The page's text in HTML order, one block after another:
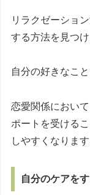
リラクゼーショ
する方法を見つけ
自分の好きなこ
恋愛関係におい
ポートを受ける
しやすくなります
自分のケアを